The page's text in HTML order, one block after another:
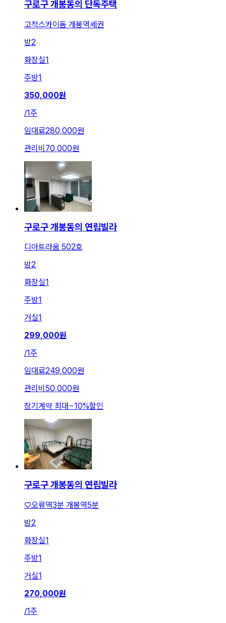
구로구 개봉동의 단독주택
고척스카이돔 개봉역세권
방2
화장실1
주방1
350,000원
/1주
임대료280,000원
관리비 70,000원
구로구 개봉동의 연립빌라
디아트라움 502호
방2
화장실1
주방1
거실1
299,000원
/1주
임대료249,000원
관리비 50,000원
장기계약 최대 ~10%할인
구로구 개봉동의 연립빌라
♡오류역3분 개봉역5분
방2
화장실1
주방1
거실1
270,000원
/1주